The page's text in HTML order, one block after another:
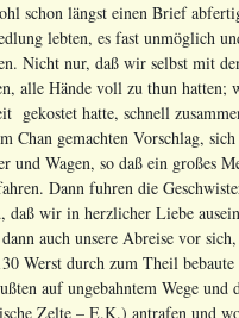
schon längst einen Brief
lebten, es fast unmöglich
Nicht nur, daß wir selbst mit
alle Hände voll zu thun hatten;
gekostet hatte, schnell
Chan gemachten Vorschlag,
und Wagen, so daß ein großes
Dann fuhren die
wir in herzlicher Liebe
auch unsere Abreise vor
Werst durch zum Theil
auf ungebahntem Wege
Zelte – E.K.) antrafen und